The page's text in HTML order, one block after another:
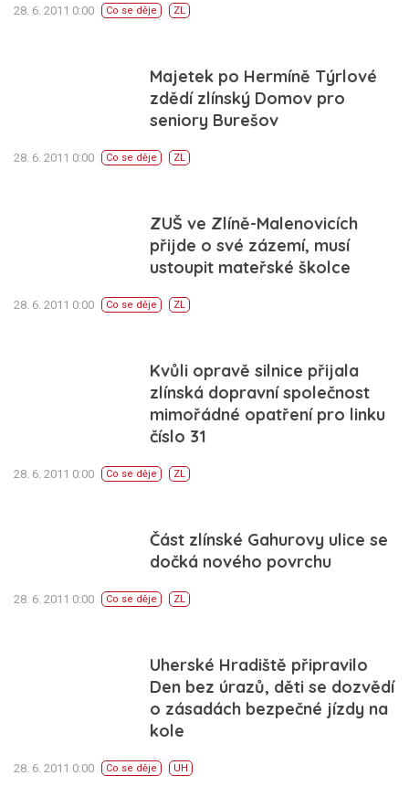
28. 6. 2011 0:00 Co se děje ZL
Majetek po Hermíně Týrlové
zdědí zlínský Domov pro
seniory Burešov
28. 6. 2011 0:00 Co se děje ZL
ZUŠ ve Zlíně-Malenovicích
přijde o své zázemí, musí
ustoupit mateřské školce
28. 6. 2011 0:00 Co se děje ZL
Kvůli opravě silnice přijala
zlínská dopravní společnost
mimořádné opatření pro linku
číslo 31
28. 6. 2011 0:00 Co se děje ZL
Část zlínské Gahurovy ulice se
dočká nového povrchu
28. 6. 2011 0:00 Co se děje ZL
Uherské Hradiště připravilo
Den bez úrazů, děti se dozvědí
o zásadách bezpečné jízdy na
kole
28. 6. 2011 0:00 Co se děje UH